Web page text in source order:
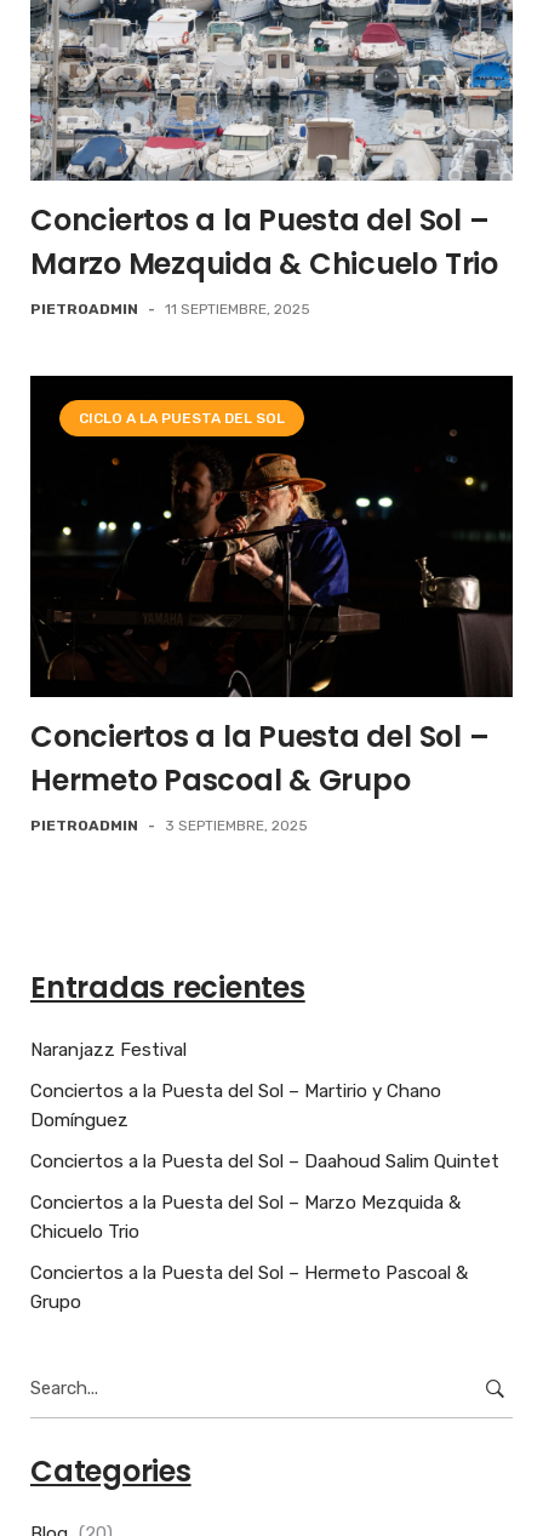
Conciertos a la Puesta del Sol –
Marzo Mezquida & Chicuelo Trio
PIETROADMIN - 11 SEPTIEMBRE, 2025
CICLO A LA PUESTA DEL SOL
Conciertos a la Puesta del Sol –
Hermeto Pascoal & Grupo
PIETROADMIN - 3 SEPTIEMBRE, 2025
Entradas recientes
Naranjazz Festival
Conciertos a la Puesta del Sol – Martirio y Chano
Domínguez
Conciertos a la Puesta del Sol – Daahoud Salim Quintet
Conciertos a la Puesta del Sol – Marzo Mezquida &
Chicuelo Trio
Conciertos a la Puesta del Sol – Hermeto Pascoal &
Grupo
for:
Categories